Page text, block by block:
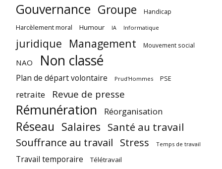
Gouvernance Groupe Handicap
Harcèlement moral Humour IA Informatique
juridique Management Mouvement social
NAO Non classé
Plan de départ volontaire Prud'Hommes PSE
retraite Revue de presse
Rémunération Réorganisation
Réseau Salaires Santé au travail
Souffrance au travail Stress Temps de travail
Travail temporaire Télétravail